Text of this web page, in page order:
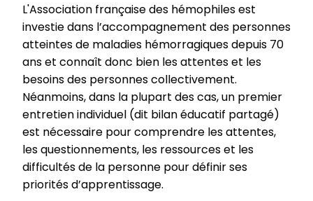
L'Association française des hémophiles est
investie dans l’accompagnement des personnes
atteintes de maladies hémorragiques depuis 70
ans et connaît donc bien les attentes et les
besoins des personnes collectivement.
Néanmoins, dans la plupart des cas, un premier
entretien individuel (dit bilan éducatif partagé)
est nécessaire pour comprendre les attentes,
les questionnements, les ressources et les
difficultés de la personne pour définir ses
priorités d’apprentissage.